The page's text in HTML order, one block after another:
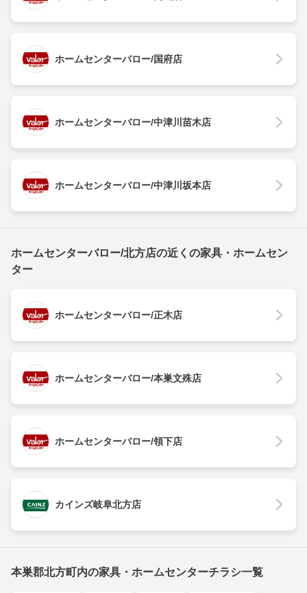
ホームセンターバロー/国府店
ホームセンターバロー/中津川苗木店
ホームセンターバロー/中津川坂本店
ホームセンターバロー/北方店の近くの家具・ホームセン
ター
ホームセンターバロー/正木店
ホームセンターバロー/本巣文殊店
ホームセンターバロー/領下店
カインズ岐阜北方店
本巣郡北方町内の家具・ホームセンターチラシ一覧